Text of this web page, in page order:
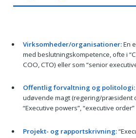
Virksomheder/organisationer:En
med beslutningskompetence, ofte i “C-
COO, CTO) eller som “senior
Offentlig forvaltning og politologi:
udøvende magt (regering/præsident
“Executive powers”, “executive
Projekt- og rapportskrivning: